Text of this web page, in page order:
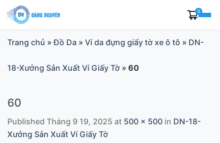
Skip
to
0
Trang chủ »Đồ Da » Ví da đựng giấy tờ xe ô tô » DN-
18-Xưởng Sản Xuất Ví Giấy Tờ » 60
60
Published Tháng 9 19, 2025 at 500 × 500 in DN-18-
Xưởng Sản Xuất Ví Giấy Tờ